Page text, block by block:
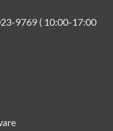
9769 ( 10:00-17:00